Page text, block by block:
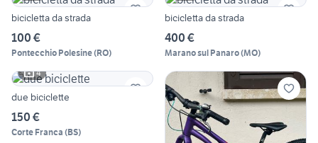
bicicletta da strada
100 €
Pontecchio Polesine(RO)
bicicletta da strada
400 €
Marano sul Panaro(MO)
4
due biciclette
150 €
Corte Franca (BS)